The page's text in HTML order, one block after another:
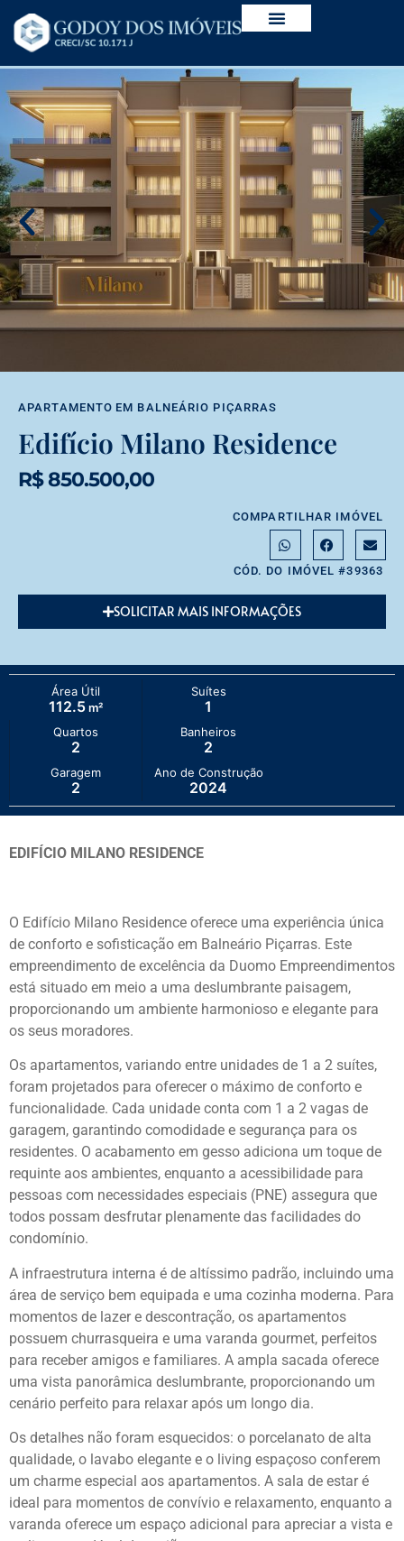
APARTAMENTO EM BALNEÁRIO PIÇARRAS
Edifício Milano Residence
R$ 850.500,00
COMPARTILHAR IMÓVEL
CÓD. DO IMÓVEL #39363
SOLICITAR MAIS INFORMAÇÕES
Área Útil
112.5m²
Suítes
1
Quartos
2
Banheiros
2
Garagem
2
Ano de Construção
2024
EDIFÍCIO MILANO RESIDENCE
O Edifício Milano Residence oferece uma experiência única
de conforto e sofisticação em Balneário Piçarras. Este
empreendimento de excelência da Duomo Empreendimentos
está situado em meio a uma deslumbrante paisagem,
proporcionando um ambiente harmonioso e elegante para
os seus moradores.
Os apartamentos, variando entre unidades de 1 a 2 suítes,
foram projetados para oferecer o máximo de conforto e
funcionalidade. Cada unidade conta com 1 a 2 vagas de
garagem, garantindo comodidade e segurança para os
residentes. O acabamento em gesso adiciona um toque de
requinte aos ambientes, enquanto a acessibilidade para
pessoas com necessidades especiais (PNE) assegura que
todos possam desfrutar plenamente das facilidades do
condomínio.
A infraestrutura interna é de altíssimo padrão, incluindo uma
área de serviço bem equipada e uma cozinha moderna. Para
momentos de lazer e descontração, os apartamentos
possuem churrasqueira e uma varanda gourmet, perfeitos
para receber amigos e familiares. A ampla sacada oferece
uma vista panorâmica deslumbrante, proporcionando um
cenário perfeito para relaxar após um longo dia.
Os detalhes não foram esquecidos: o porcelanato de alta
qualidade, o lavabo elegante e o living espaçoso conferem
um charme especial aos apartamentos. A sala de estar é
ideal para momentos de convívio e relaxamento, enquanto a
varanda oferece um espaço adicional para apreciar a vista e